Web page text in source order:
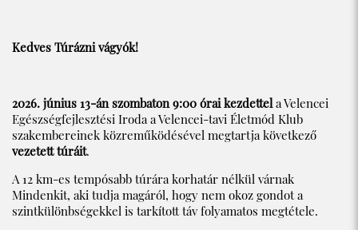
Kedves Túrázni vágyók!
2026. június 13-án szombaton 9:00 órai kezdettela Velencei
Egészségfejlesztési Iroda a Velencei-tavi Életmód Klub
szakembereinek közreműködésével megtartja következő
vezetett túráit.
A 12 km-es tempósabb túrára korhatár nélkül várnak
Mindenkit, aki tudja magáról, hogy nem okoz gondot a
szintkülönbségekkel is tarkított táv folyamatos megtétele.